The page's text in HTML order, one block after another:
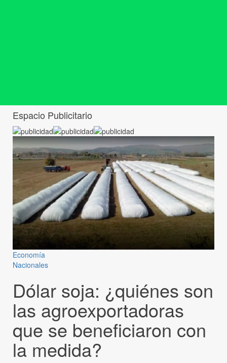
Espacio Publicitario
Economía
Nacionales
Dólar soja: ¿quiénes son
las agroexportadoras
que se beneficiaron con
la medida?